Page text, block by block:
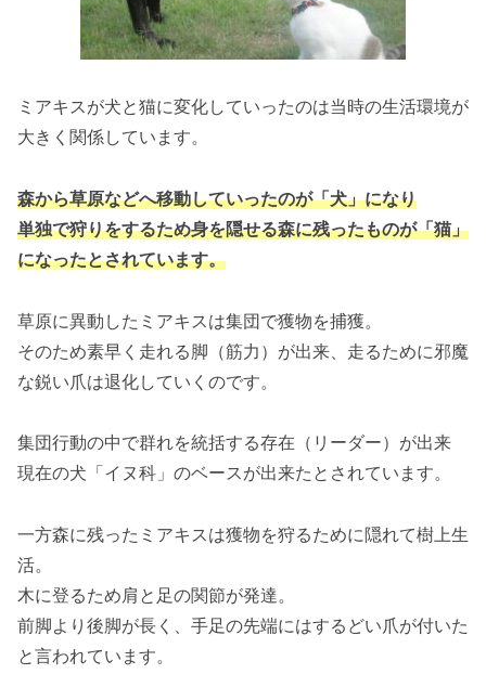
ミアキスが犬と猫に変化していったのは当時の生活環境が
大きく関係しています。
森から草原などへ移動していったのが「犬」になり
単独で狩りをするため身を隠せる森に残ったものが「猫」
になったとされています。
草原に異動したミアキスは集団で獲物を捕獲。
そのため素早く走れる脚（筋力）が出来、走るために邪魔
な鋭い爪は退化していくのです。
集団行動の中で群れを統括する存在（リーダー）が出来
現在の犬「イヌ科」のベースが出来たとされています。
一方森に残ったミアキスは獲物を狩るために隠れて樹上生
活。
木に登るため肩と足の関節が発達。
前脚より後脚が長く、手足の先端にはするどい爪が付いた
と言われています。